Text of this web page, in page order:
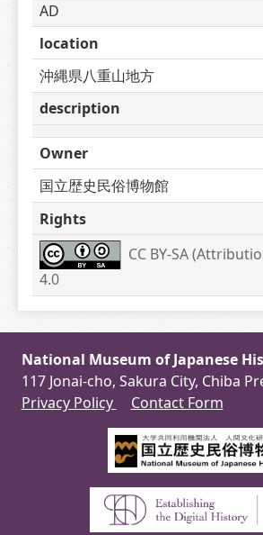
AD
location
沖縄県八重山地方
description
Owner
国立歴史民俗博物館
Rights
CC BY-SA
4.0
National Museum of Japanese
117 Jonai-cho, Sakura City, Chiba
Privacy Policy
Contact Form